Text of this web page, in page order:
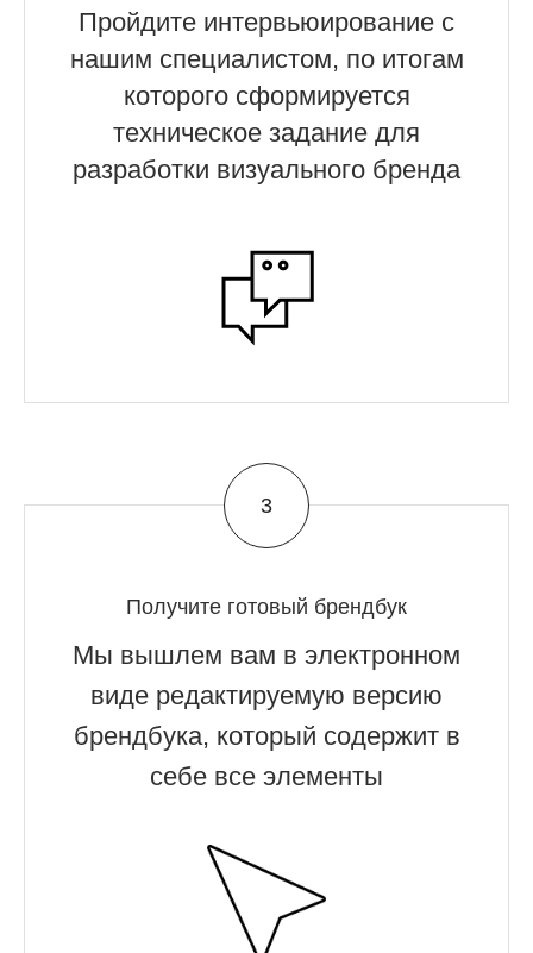
Пройдите интервьюирование с
нашим специалистом, по итогам
которого сформируется
техническое задание для
разработки визуального бренда
Получите готовый брендбук
Мы вышлем вам в электронном
виде редактируемую версию
брендбука, который содержит в
себе все элементы